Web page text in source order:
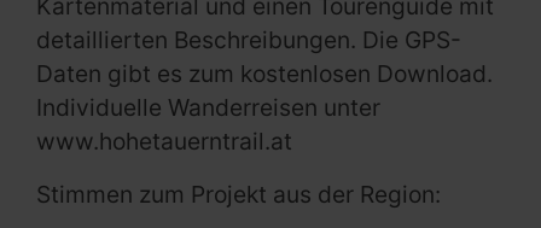
Kartenmaterial und einen Tourenguide mit
detaillierten Beschreibungen. Die GPS-
Daten gibt es zum kostenlosen Download.
Individuelle Wanderreisen unter
www.hohetauerntrail.at
Stimmen zum Projekt aus der Region: